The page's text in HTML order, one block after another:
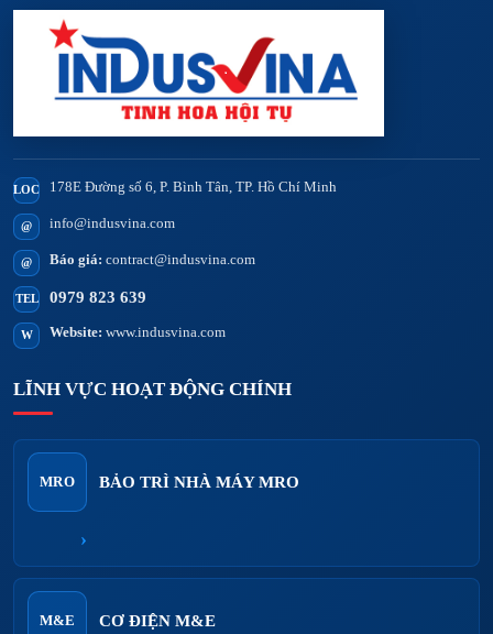
LOC 178E Đường số 6, P. Bình Tân, TP. Hồ Chí Minh
@ info@indusvina.com
@ Báo giá: contract@indusvina.com
TEL 0979 823 639
W Website: www.indusvina.com
LĨNH VỰC HOẠT ĐỘNG CHÍNH
MRO BẢO TRÌ NHÀ MÁY MRO
›
M&E CƠ ĐIỆN M&E